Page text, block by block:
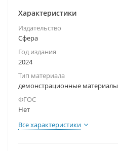
Характеристики
Издательство
Сфера
Год издания
2024
Тип материала
демонстрационные материалы
ФГОС
Нет
Все характеристики